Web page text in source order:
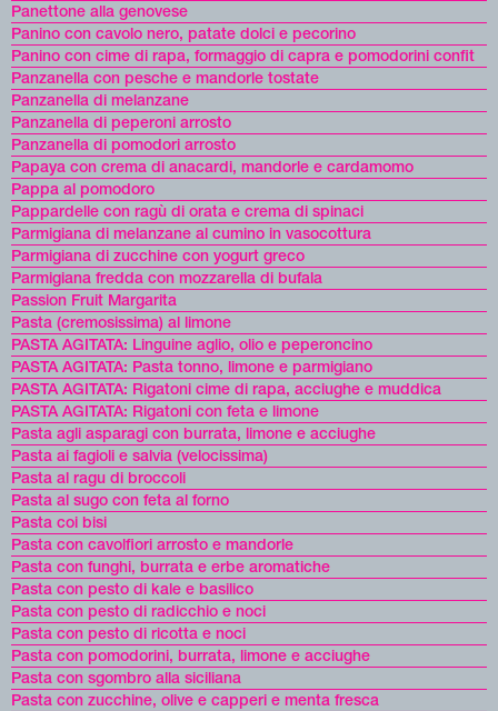
Panettone alla genovese
Panino con cavolo nero, patate dolci e pecorino
Panino con cime di rapa, formaggio di capra e pomodorini confit
Panzanella con pesche e mandorle tostate
Panzanella di melanzane
Panzanella di peperoni arrosto
Panzanella di pomodori arrosto
Papaya con crema di anacardi, mandorle e cardamomo
Pappa al pomodoro
Pappardelle con ragù di orata e crema di spinaci
Parmigiana di melanzane al cumino in vasocottura
Parmigiana di zucchine con yogurt greco
Parmigiana fredda con mozzarella di bufala
Passion Fruit Margarita
Pasta (cremosissima) al limone
PASTA AGITATA: Linguine aglio, olio e peperoncino
PASTA AGITATA: Pasta tonno, limone e parmigiano
PASTA AGITATA: Rigatoni cime di rapa, acciughe e muddica
PASTA AGITATA: Rigatoni con feta e limone
Pasta agli asparagi con burrata, limone e acciughe
Pasta ai fagioli e salvia (velocissima)
Pasta al ragu di broccoli
Pasta al sugo con feta al forno
Pasta coi bisi
Pasta con cavolfiori arrosto e mandorle
Pasta con funghi, burrata e erbe aromatiche
Pasta con pesto di kale e basilico
Pasta con pesto di radicchio e noci
Pasta con pesto di ricotta e noci
Pasta con pomodorini, burrata, limone e acciughe
Pasta con sgombro alla siciliana
Pasta con zucchine, olive e capperi e menta fresca